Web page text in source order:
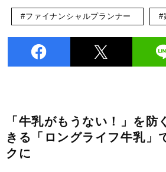
#ファイナンシャルプランナー #
「牛乳がもうない！」を防
きる「ロングライフ牛乳」
クに